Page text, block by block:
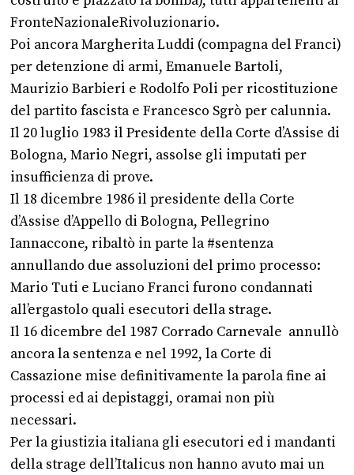
FronteNazionaleRivoluzionario.
Poi ancora Margherita Luddi (compagna del Franci)
per detenzione di armi, Emanuele Bartoli,
Maurizio Barbieri e Rodolfo Poli per ricostituzione
del partito fascista e Francesco Sgrò per calunnia.
Il 20 luglio 1983 il Presidente della Corte d’Assise di
Bologna, Mario Negri, assolse gli imputati per
insufficienza di prove.
Il 18 dicembre 1986 il presidente della Corte
d’Assise d’Appello di Bologna, Pellegrino
Iannaccone, ribaltò in parte la #sentenza
annullando due assoluzioni del primo processo:
Mario Tuti e Luciano Franci furono condannati
all’ergastolo quali esecutori della strage.
Il 16 dicembre del 1987 Corrado Carnevale annullò
ancora la sentenza e nel 1992, la Corte di
Cassazione mise definitivamente la parola fine ai
processi ed ai depistaggi, oramai non più
necessari.
Per la giustizia italiana gli esecutori ed i mandanti
della strage dell’Italicus non hanno avuto mai un